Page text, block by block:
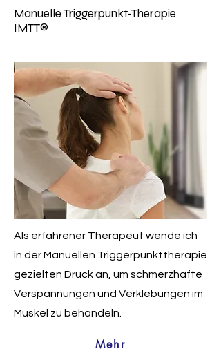
Manuelle Triggerpunkt-Therapie
IMTT®
Als erfahrener Therapeut wende ich
in der Manuellen Triggerpunkttherapie
gezielten Druck an, um schmerzhafte
Verspannungen und Verklebungen im
Muskel zu behandeln.
Mehr